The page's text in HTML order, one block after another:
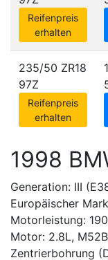
Reifenpreis
erhalten
235/50 ZR18
97Z
Reifenpreis
erhalten
1998
Generation: III
Europäischer
Motorleistung:
Motor: 2.8L,
Zentrierbohrung